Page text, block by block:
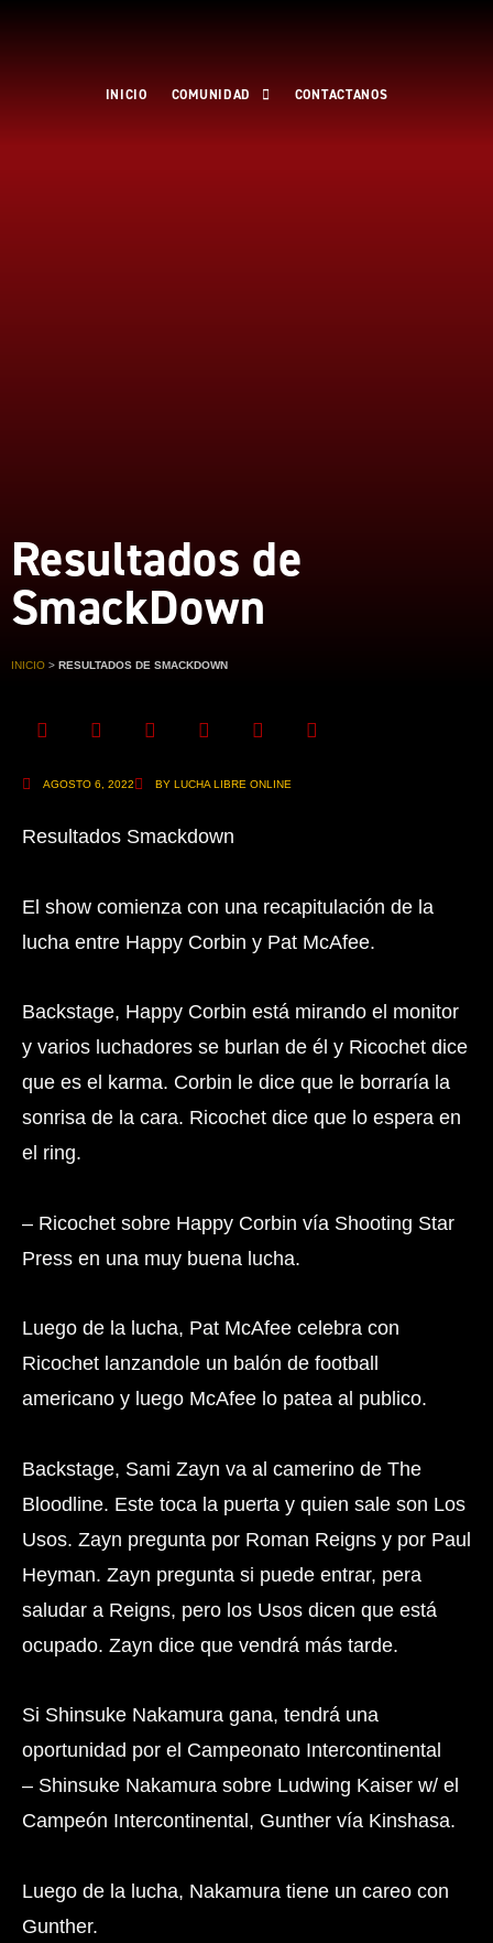
INICIO
COMUNIDAD CONTACTANOS
Resultados de
SmackDown
INICIO > RESULTADOS DE SMACKDOWN
AGOSTO 6, 2022 BY LUCHA LIBRE ONLINE
Resultados Smackdown
El show comienza con una recapitulación de la
lucha entre Happy Corbin y Pat McAfee.
Backstage, Happy Corbin está mirando el monitor
y varios luchadores se burlan de él y Ricochet dice
que es el karma. Corbin le dice que le borraría la
sonrisa de la cara. Ricochet dice que lo espera en
el ring.
– Ricochet sobre Happy Corbin vía Shooting Star
Press en una muy buena lucha.
Luego de la lucha, Pat McAfee celebra con
Ricochet lanzandole un balón de football
americano y luego McAfee lo patea al publico.
Backstage, Sami Zayn va al camerino de The
Bloodline. Este toca la puerta y quien sale son Los
Usos. Zayn pregunta por Roman Reigns y por Paul
Heyman. Zayn pregunta si puede entrar, pera
saludar a Reigns, pero los Usos dicen que está
ocupado. Zayn dice que vendrá más tarde.
Si Shinsuke Nakamura gana, tendrá una
oportunidad por el Campeonato Intercontinental
– Shinsuke Nakamura sobre Ludwing Kaiser w/ el
Campeón Intercontinental, Gunther vía Kinshasa.
Luego de la lucha, Nakamura tiene un careo con
Gunther.